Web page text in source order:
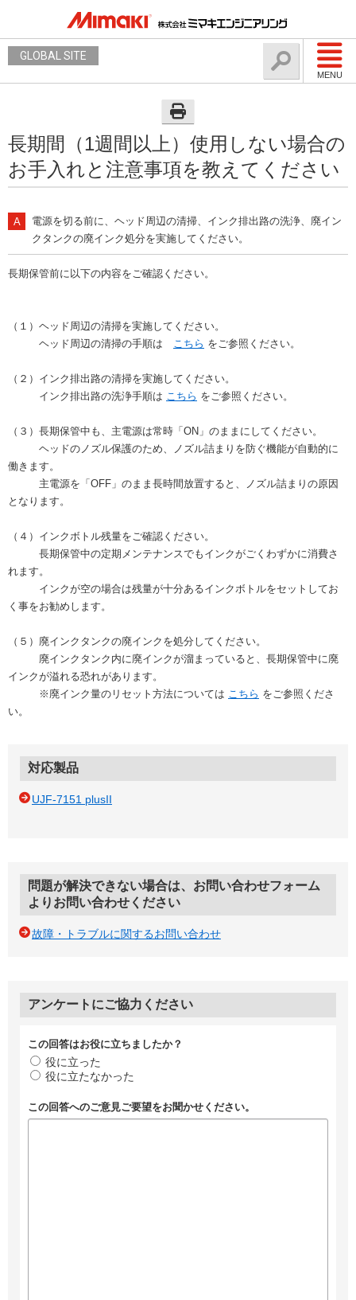
MENU
GLOBAL SITE
長期間（1週間以上）使用しない場合の
お手入れと注意事項を教えてください
電源を切る前に、ヘッド周辺の清掃、インク排出路の洗浄、廃イン
クタンクの廃インク処分を実施してください。
長期保管前に以下の内容をご確認ください。
（１）ヘッド周辺の清掃を実施してください。
ヘッド周辺の清掃の手順は こちら をご参照ください。
（２）インク排出路の清掃を実施してください。
インク排出路の洗浄手順は こちら をご参照ください。
（３）長期保管中も、主電源は常時「ON」のままにしてください。
ヘッドのノズル保護のため、ノズル詰まりを防ぐ機能が自動的に
働きます。
主電源を「OFF」のまま長時間放置すると、ノズル詰まりの原因
となります。
（４）インクボトル残量をご確認ください。
長期保管中の定期メンテナンスでもインクがごくわずかに消費さ
れます。
インクが空の場合は残量が十分あるインクボトルをセットしてお
く事をお勧めします。
（５）廃インクタンクの廃インクを処分してください。
廃インクタンク内に廃インクが溜まっていると、長期保管中に廃
インクが溢れる恐れがあります。
※廃インク量のリセット方法については こちら をご参照くださ
い。
対応製品
UJF-7151 plusII
問題が解決できない場合は、お問い合わせフォーム
よりお問い合わせください
故障・トラブルに関するお問い合わせ
アンケートにご協力ください
この回答はお役に立ちましたか？
役に立った
役に立たなかった
この回答へのご意見ご要望をお聞かせください。